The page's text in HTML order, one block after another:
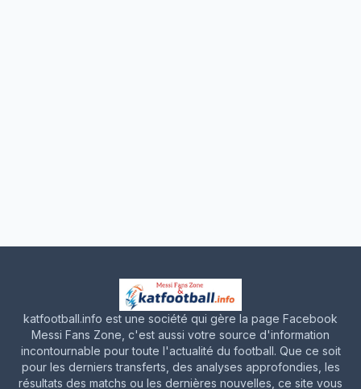
katfootball.info est une société qui gère la page Facebook
Messi Fans Zone, c'est aussi votre source d'information
incontournable pour toute l'actualité du football. Que ce soit
pour les derniers transferts, des analyses approfondies, les
résultats des matchs ou les dernières nouvelles, ce site vous